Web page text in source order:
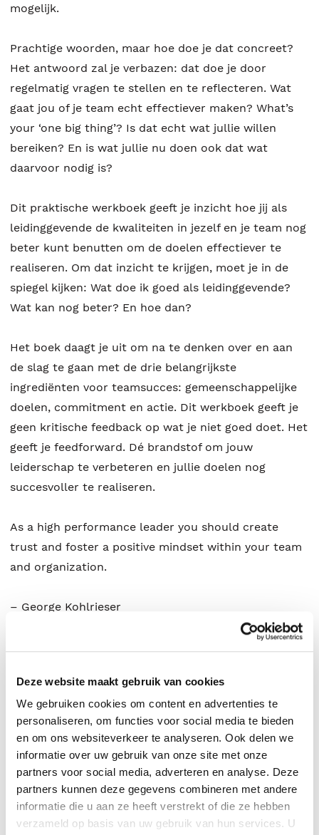
Deze website maakt gebruik van cookies
We gebruiken cookies om content en advertenties te
personaliseren, om functies voor social media te bieden
en om ons websiteverkeer te analyseren. Ook delen we
informatie over uw gebruik van onze site met onze
partners voor social media, adverteren en analyse. Deze
partners kunnen deze gegevens combineren met andere
informatie die u aan ze heeft verstrekt of die ze hebben
verzameld op basis van uw gebruik van hun services. U
mogelijk.
Prachtige woorden, maar hoe doe je dat concreet?
Het antwoord zal je verbazen: dat doe je door
regelmatig vragen te stellen en te reflecteren. Wat
gaat jou of je team echt effectiever maken? What’s
your ‘one big thing’? Is dat echt wat jullie willen
bereiken? En is wat jullie nu doen ook dat wat
daarvoor nodig is?
Dit praktische werkboek geeft je inzicht hoe jij als
leidinggevende de kwaliteiten in jezelf en je team nog
beter kunt benutten om de doelen effectiever te
realiseren. Om dat inzicht te krijgen, moet je in de
spiegel kijken: Wat doe ik goed als leidinggevende?
Wat kan nog beter? En hoe dan?
Het boek daagt je uit om na te denken over en aan
de slag te gaan met de drie belangrijkste
ingrediënten voor teamsucces: gemeenschappelijke
doelen, commitment en actie. Dit werkboek geeft je
geen kritische feedback op wat je niet goed doet. Het
geeft je feedforward. Dé brandstof om jouw
leiderschap te verbeteren en jullie doelen nog
succesvoller te realiseren.
As a high performance leader you should create
trust and foster a positive mindset within your team
and organization.
– George Kohlrieser
positief geprikkeld en daagt uit. Zowel wat mijn eigen
leiderschap betreft, als in de aansturing van mijn
teams en onze organisatie.’ Janneke Hermes – CFO,
NV Nederlandse Gasunie
‘Een praktisch en inspirerend werkboek dat de
leidinggevende van nu helpt om het beste uit zichzelf
en het eigen team te halen. De afwisseling tussen